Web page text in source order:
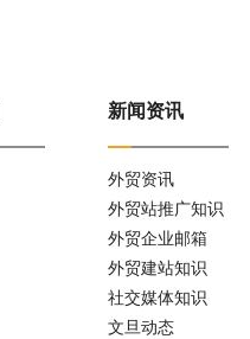
新闻资讯
外贸资讯
外贸站推广知识
外贸企业邮箱
外贸建站知识
社交媒体知识
文旦动态